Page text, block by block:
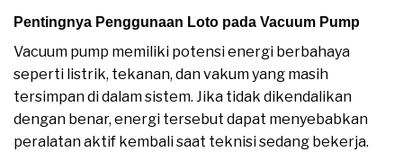
Pentingnya Penggunaan Loto pada Vacuum Pump
Vacuum pump memiliki potensi energi berbahaya
seperti listrik, tekanan, dan vakum yang masih
tersimpan di dalam sistem. Jika tidak dikendalikan
dengan benar, energi tersebut dapat menyebabkan
peralatan aktif kembali saat teknisi sedang bekerja.